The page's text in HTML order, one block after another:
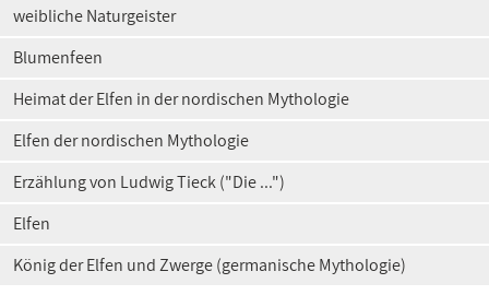
weibliche Naturgeister
Blumenfeen
Heimat der Elfen in der nordischen Mythologie
Elfen der nordischen Mythologie
Erzählung von Ludwig Tieck ("Die ...")
Elfen
König der Elfen und Zwerge (germanische Mythologie)